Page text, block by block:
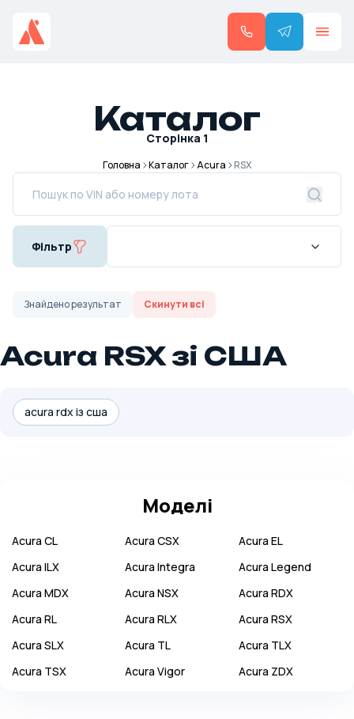
Каталог
Сторінка 1
Головна Каталог Acura RSX
Фільтр
Знайденорезультат Скинути всі
Acura RSX зі США
acura rdx із сша
Моделі
Acura CL Acura CSX Acura EL
Acura ILX Acura Integra Acura Legend
Acura MDX Acura NSX Acura RDX
Acura RL Acura RLX Acura RSX
Acura SLX Acura TL Acura TLX
Acura TSX Acura Vigor Acura ZDX